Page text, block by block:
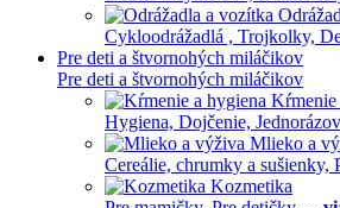
Cykloodrážadlá , Trojkolky,
Pre deti a štvornohých miláčikov
Pre deti a štvornohých miláčikov
Kŕmenie
Hygiena, Dojčenie,
Mlieko a
Cereálie, chrumky a sušienky,
Kozmetika